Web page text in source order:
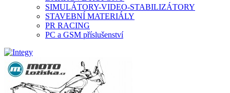
SIMULÁTORY-VIDEO-STABILIZÁTORY
STAVEBNÍ MATERIÁLY
PR RACING
PC a GSM příslušenství